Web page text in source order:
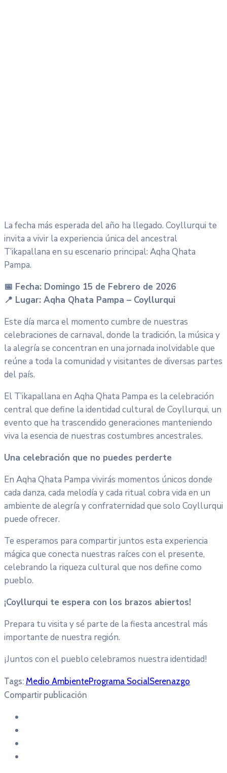
La fecha más esperada del año ha llegado. Coyllurqui te
invita a vivir la experiencia única del ancestral
T’ikapallana en su escenario principal: Aqha Qhata
Pampa.
📅 Fecha: Domingo 15 de Febrero de 2026
📍 Lugar: Aqha Qhata Pampa – Coyllurqui
Este día marca el momento cumbre de nuestras
celebraciones de carnaval, donde la tradición, la música y
la alegría se concentran en una jornada inolvidable que
reúne a toda la comunidad y visitantes de diversas partes
del país.
El T’ikapallana en Aqha Qhata Pampa es la celebración
central que define la identidad cultural de Coyllurqui, un
evento que ha trascendido generaciones manteniendo
viva la esencia de nuestras costumbres ancestrales.
Una celebración que no puedes perderte
En Aqha Qhata Pampa vivirás momentos únicos donde
cada danza, cada melodía y cada ritual cobra vida en un
ambiente de alegría y confraternidad que solo Coyllurqui
puede ofrecer.
Te esperamos para compartir juntos esta experiencia
mágica que conecta nuestras raíces con el presente,
celebrando la riqueza cultural que nos define como
pueblo.
¡Coyllurqui te espera con los brazos abiertos!
Prepara tu visita y sé parte de la fiesta ancestral más
importante de nuestra región.
¡Juntos con el pueblo celebramos nuestra identidad!
Tags: Medio AmbientePrograma SocialSerenazgo
Compartir publicación